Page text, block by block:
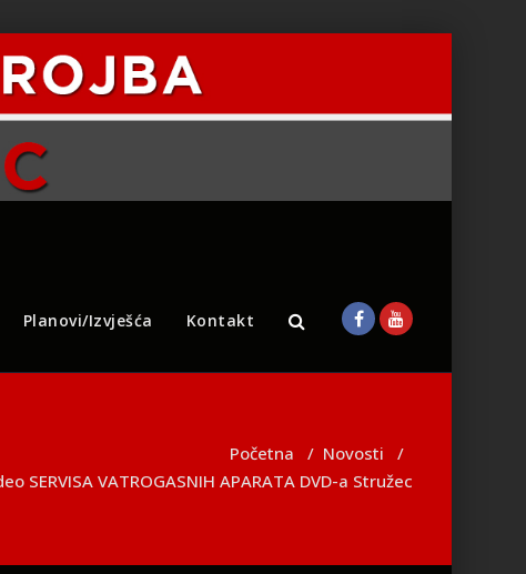
Planovi/Izvješća Kontakt
Početna / Novosti /
SERVISA VATROGASNIH APARATA DVD-a Stružec